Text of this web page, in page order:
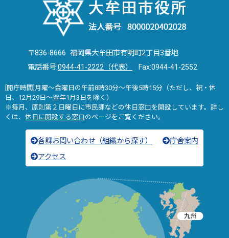
〒836-8666 福岡県大牟田市有明町2丁目3番地
電話番号:0944-41-2222（代表） Fax:0944-41-2552
[開庁時間]月曜～金曜日の午前8時30分～午後5時15分（ただし、祝・休
日、12月29日～翌年1月3日を除く）
※毎月、原則第２日曜日に市民課などの休日窓口を開設しています。詳し
くは、 休日に開設する窓口のページをご覧ください。
各課お問い合わせ（組織から探す）
庁舎案内
アクセス